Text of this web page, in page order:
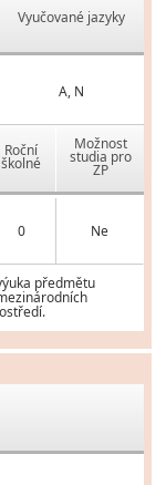
Vyučované jazyky
A, N
Roční
školné
Možnost
studia pro
ZP
0 Ne
předmětu